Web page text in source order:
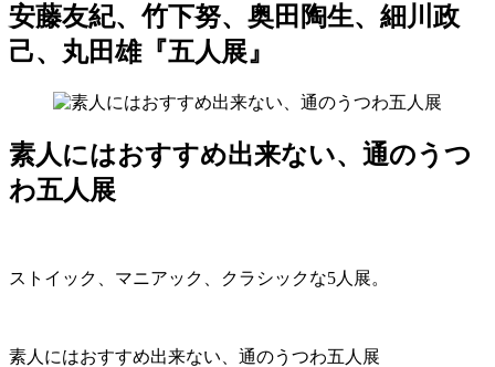
安藤友紀、竹下努、奥田陶生、細川政
己、丸田雄『五人展』
素人にはおすすめ出来ない、通のうつ
わ五人展
ストイック、マニアック、クラシックな5人展。
素人にはおすすめ出来ない、通のうつわ五人展